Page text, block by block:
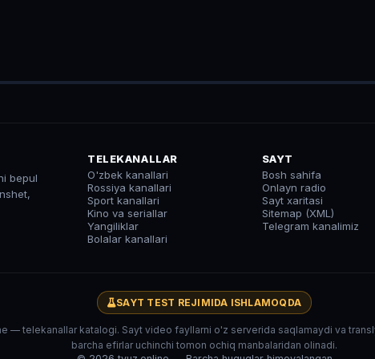
bepul
TELEKANALLAR
O'zbek kanallari
Rossiya kanallari
Sport kanallari
Kino va seriallar
Yangiliklar
Bolalar kanallari
SAYT
Bosh sahifa
Onlayn radio
Sayt xaritasi
Sitemap (XML)
Telegram kanalimiz
SAYT TEST REJIMIDA ISHLAMOQDA
— telekanallar katalogi. Sayt video fayllarni o'z serverida saqlamaydi va
barcha efirlar uchinchi tomon ochiq manbalaridan olinadi.